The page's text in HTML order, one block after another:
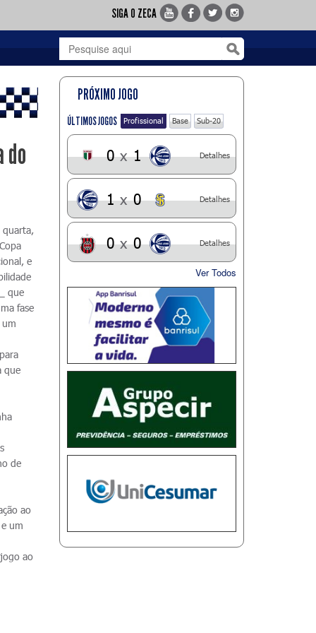
SIGA O ZECA
do
quarta,
e
que
fase
um
que
de
ao
um
ao
PRÓXIMO JOGO
ÚLTIMOS JOGOS Profissional Base Sub-20
0 x 1 Detalhes
1 x 0 Detalhes
0 x 0 Detalhes
Ver Todos